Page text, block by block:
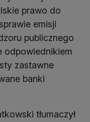
prawo do
emisji
publicznego
odpowiednikiem
zastawne
banki
tłumaczył